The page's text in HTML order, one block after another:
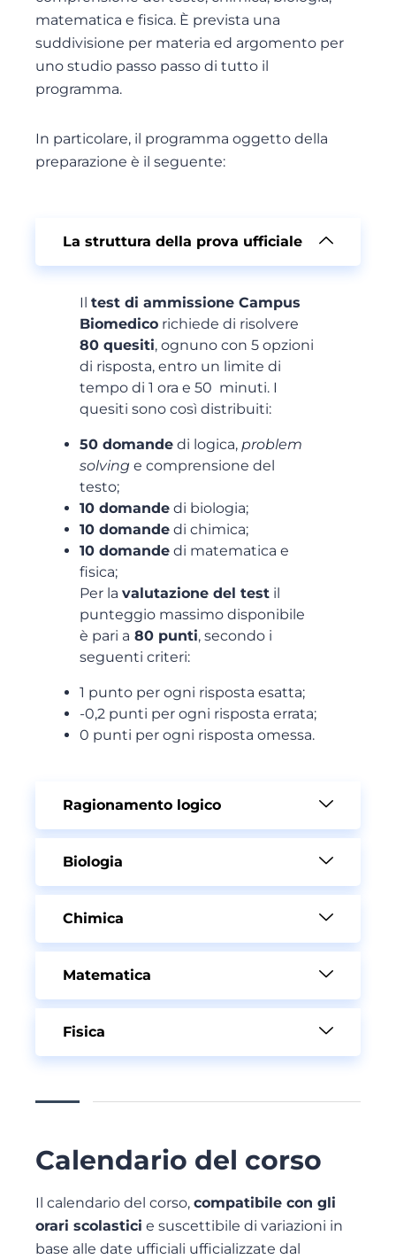
matematica e fisica. È prevista una
suddivisione per materia ed argomento per
uno studio passo passo di tutto il
programma.
In particolare, il programma oggetto della
preparazione è il seguente:
La struttura della prova ufficiale
Il test di ammissione Campus
Biomedico richiede di risolvere
80 quesiti, ognuno con 5 opzioni
di risposta, entro un limite di
tempo di 1 ora e 50 minuti. I
quesiti sono così distribuiti:
50 domande di logica, problem
solving e comprensione del
testo;
10 domande di biologia;
10 domande di chimica;
10 domande di matematica e
fisica;
Per la valutazione del test il
punteggio massimo disponibile
è pari a 80 punti, secondo i
seguenti criteri:
1 punto per ogni risposta esatta;
-0,2 punti per ogni risposta errata;
0 punti per ogni risposta omessa.
Ragionamento logico
Biologia
Chimica
Matematica
Fisica
Calendario del corso
Il calendario del corso, compatibile con gli
orari scolastici e suscettibile di variazioni in
base alle date ufficiali ufficializzate dal